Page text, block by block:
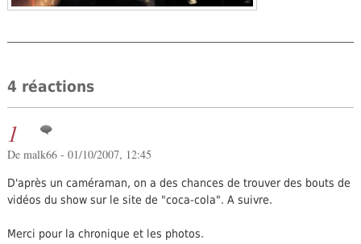
4 réactions
1
De malk66 - 01/10/2007, 12:45
D'après un caméraman, on a des chances de trouver des bouts de
vidéos du show sur le site de "coca-cola". A suivre.
Merci pour la chronique et les photos.